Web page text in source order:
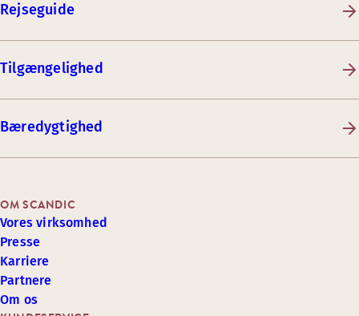
Rejseguide
Tilgængelighed
Bæredygtighed
OM SCANDIC
Vores virksomhed
Presse
Karriere
Partnere
Om os